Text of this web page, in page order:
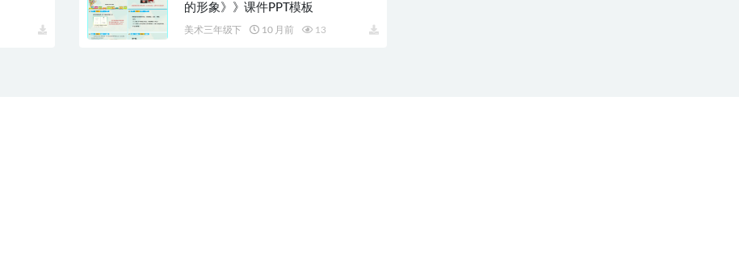
的形象》》课件PPT模板
美术三年级下 10 月前 13